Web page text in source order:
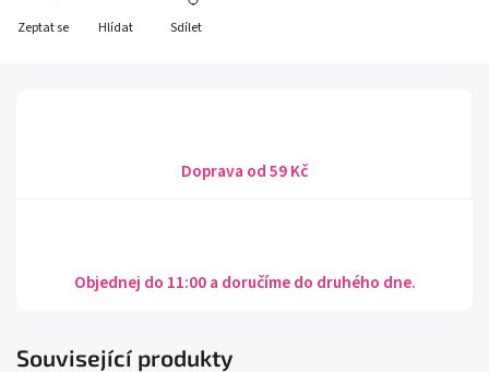
Zeptat se Hlídat Sdílet
Doprava od 59 Kč
Objednej do 11:00 a doručíme do druhého dne.
Související produkty